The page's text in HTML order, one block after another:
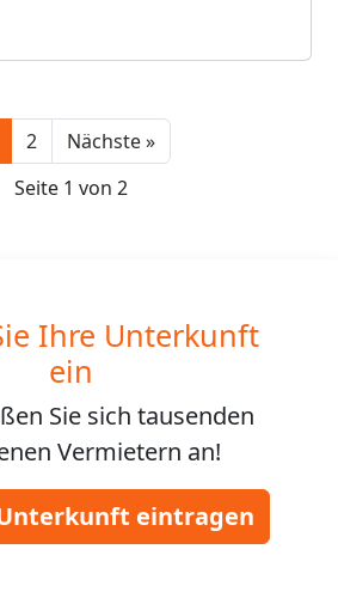
2 Nächste »Next
Seite 1 von 2
Ihre Unterkunft
ein
Sie sich tausenden
Vermietern an!
eintragen